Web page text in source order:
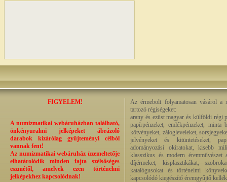
FIGYELEM!
A numizmatikai webáruházban található,
önkényuralmi jelképeket ábrázoló
darabok kizárólag gyűjteményi célból
vannak fent!
Az numizmatikai webáruház üzemeltetője
elhatárolódik minden fajta szélsőséges
eszmétől, amelyek ezen történelmi
jelképekhez kapcsolódnak!
Az érmebolt folyamatosan vásárol a
tartozó régiségeket:
arany és ezüst magyar és külföldi régi
papírpénzeket, emlékpénzeket, minta
kötvényeket, zálogleveleket,
jelvényeket és kitüntetéseket,
adományozási okiratokat, kisebb
klasszikus és modern éremművészet
díjérmeket, kisplasztikákat,
katalógusokat és történelmi
kapcsolódó kiegészítő éremgyűjtő